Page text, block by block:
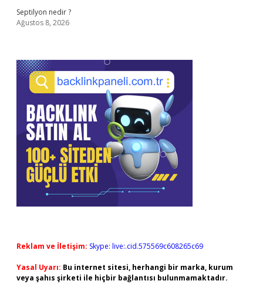
Septilyon nedir ?
Ağustos 8, 2026
Reklam ve İletişim: Skype: live:.cid.575569c608265c69
Yasal Uyarı: Bu internet sitesi, herhangi bir marka, kurum
veya şahıs şirketi ile hiçbir bağlantısı bulunmamaktadır.